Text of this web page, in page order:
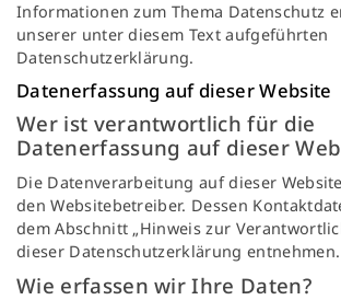
Informationen zum Thema Datenschutz
unserer unter diesem Text aufgeführten
Datenschutzerklärung.
Datenerfassung auf dieser Website
Wer ist verantwortlich für die
Datenerfassung auf dieser
Die Datenverarbeitung auf dieser
den Websitebetreiber. Dessen
dem Abschnitt „Hinweis zur
dieser Datenschutzerklärung entnehmen.
Wie erfassen wir Ihre Daten?